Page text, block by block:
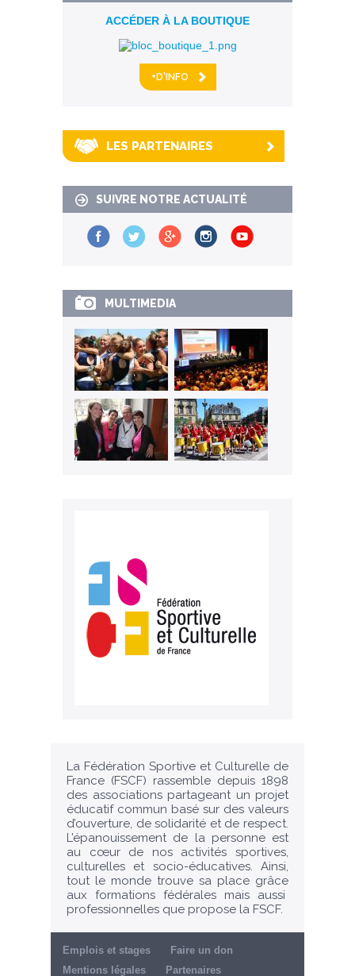
ACCÉDER À LA BOUTIQUE
+D'INFO
LES PARTENAIRES
SUIVRE NOTRE ACTUALITÉ
MULTIMEDIA
La Fédération Sportive et Culturelle de
France (FSCF) rassemble depuis 1898
des associations partageant un projet
éducatif commun basé sur des valeurs
d’ouverture, de solidarité et de respect.
L’épanouissement de la personne est
au cœur de nos activités sportives,
culturelles et socio-éducatives. Ainsi,
tout le monde trouve sa place grâce
aux formations fédérales mais aussi
professionnelles que propose la FSCF.
Emplois et stages
Faire un don
Mentions légales
Partenaires